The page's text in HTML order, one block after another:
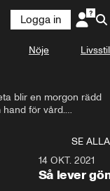
Logga in
Nöje Livsstil
blir en morgon rädd
för vård.
när Agneta bad
förra året.
SE ALLA
14 OKT. 2021
Så lever